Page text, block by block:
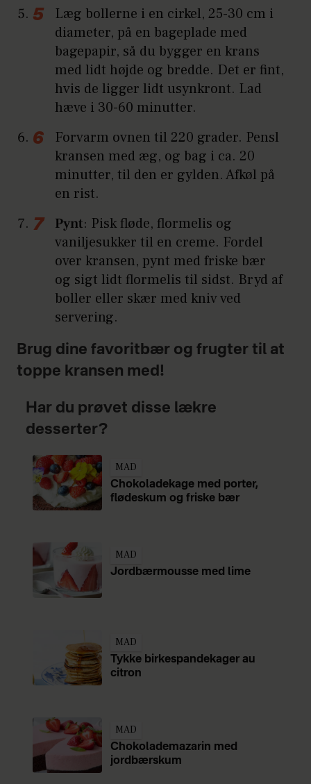
Læg bollerne i en cirkel, 25-30 cm i
diameter, på en bageplade med
bagepapir, så du bygger en krans
med lidt højde og bredde. Det er fint,
hvis de ligger lidt usynkront. Lad
hæve i 30-60 minutter.
Forvarm ovnen til 220 grader. Pensl
kransen med æg, og bag i ca. 20
minutter, til den er gylden. Afkøl på
en rist.
Pynt: Pisk fløde, flormelis og
vaniljesukker til en creme. Fordel
over kransen, pynt med friske bær
og sigt lidt flormelis til sidst. Bryd af
boller eller skær med kniv ved
servering.
Brug dine favoritbær og frugter til at
toppe kransen med!
Har du prøvet disse lækre
desserter?
MAD
Chokoladekage med porter,
flødeskum og friske bær
MAD
Jordbærmousse med lime
MAD
Tykke birkespandekager au
citron
MAD
Chokolademazarin med
jordbærskum